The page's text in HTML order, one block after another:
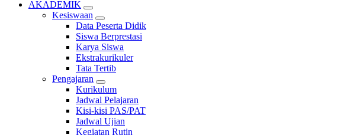
AKADEMIK
Kesiswaan
Data Peserta Didik
Siswa Berprestasi
Karya Siswa
Ekstrakurikuler
Tata Tertib
Pengajaran
Kurikulum
Jadwal Pelajaran
Kisi-kisi PAS/PAT
Jadwal Ujian
Kegiatan Rutin